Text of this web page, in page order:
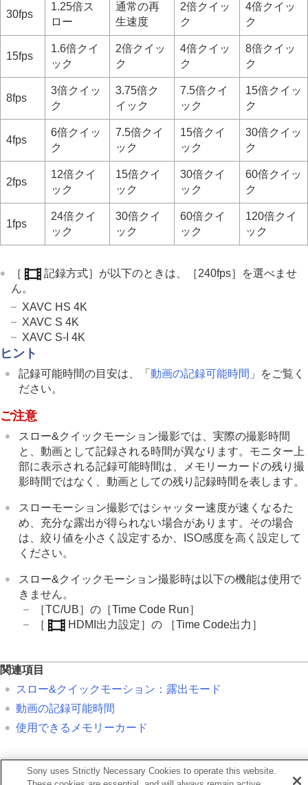
30fps
1.25倍ス
ロー
通常の再
生速度
2倍クイッ
ク
4倍クイッ
ク
15fps
1.6倍クイ
ック
2倍クイッ
ク
4倍クイッ
ク
8倍クイッ
ク
8fps
3倍クイッ
ク
3.75倍ク
イック
7.5倍クイ
ック
15倍クイッ
ク
4fps
6倍クイッ
ク
7.5倍クイ
ック
15倍クイ
ック
30倍クイッ
ク
2fps
12倍クイ
ック
15倍クイ
ック
30倍クイ
ック
60倍クイッ
ク
1fps
24倍クイ
ック
30倍クイ
ック
60倍クイ
ック
120倍クイ
ック
［ 記録方式］ が以下のときは、 ［240fps］
を選べませ
ん。
XAVC HS 4K
XAVC S 4K
XAVC S-I 4K
ヒント
記録可能時間の目安は、「動画の記録可能時間 」をご覧く
ださい。
ご注意
スロー&クイックモーション撮影では、実際の撮影時間
と、動画として記録される時間が異なります。モニター上
部に表示される記録可能時間は、メモリーカードの残り撮
影時間ではなく、動画としての残り記録時間を表します。
スローモーション撮影ではシャッター速度が速くなるた
め、充分な露出が得られない場合があります。その場合
は、絞り値を小さく設定するか、ISO感度を高く設定して
ください。
スロー&クイックモーション撮影時は以下の機能は使用で
きません。
［TC/UB］の ［Time Code Run］
［
HDMI出力設定］の ［Time Code出力］
関連項目
スロー&クイックモーション：露出モード
動画の記録可能時間
使用できるメモリーカード
前へ
設定（動画）
Sony uses Strictly Necessary Cookies to operate this website.